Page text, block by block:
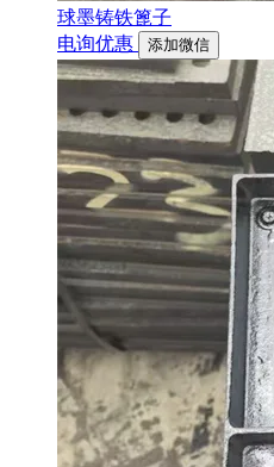
球墨铸铁篦子
电询优惠
添加微信